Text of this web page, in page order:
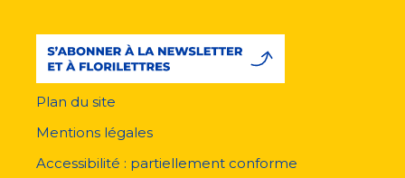
pied
page
Plan du site
Mentions légales
Accessibilité : partiellement conforme